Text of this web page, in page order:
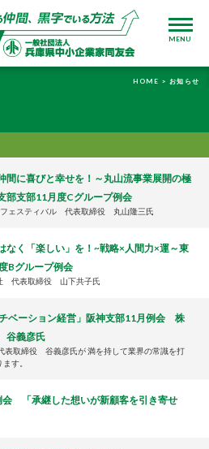
MENU
HOME >お知らせ
間に喜びと幸せを！～丸山流事業展開の極
支部11月度Cグループ例会
フェスティバル 代表取締役 丸山隆三氏
なく「楽しい」を！~戦略×人間力×運～東
Bグループ例会
代表取締役 山下共子氏
チベーション経営」阪神支部11月例会 株
谷義彦氏
表取締役 谷義彦氏が 満を持して業界の常識を打
す。
会 「承継した想いが新顧客を引き寄せ